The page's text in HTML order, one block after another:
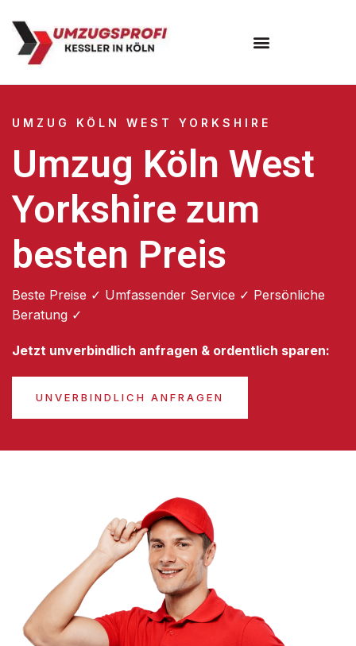
UMZUG KÖLN WEST YORKSHIRE
Umzug Köln West
Yorkshire zum
besten Preis
Beste Preise ✓ Umfassender Service ✓ Persönliche
Beratung ✓
Jetzt unverbindlich anfragen & ordentlich sparen:
UNVERBINDLICH ANFRAGEN